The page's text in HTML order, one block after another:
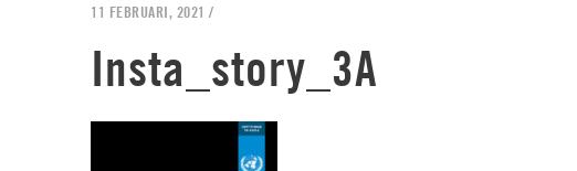
11 FEBRUARI, 2021 /
Insta_story_3A